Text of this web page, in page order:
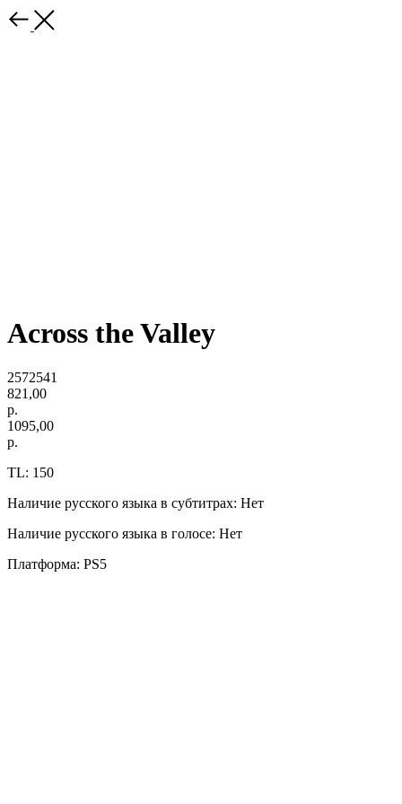
Across the Valley
2572541
821,00
р.
1095,00
р.
TL: 150
Наличие русского языка в субтитрах: Нет
Наличие русского языка в голосе: Нет
Платформа: PS5